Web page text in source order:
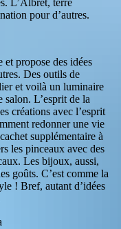
L’Albret, terre
pour d’autres.
et propose des idées
Des outils de
et voilà un luminaire
salon. L’esprit de la
créations avec l’esprit
redonner une vie
supplémentaire à
les pinceaux avec des
Les bijoux, aussi,
goûts. C’est comme la
! Bref, autant d’idées